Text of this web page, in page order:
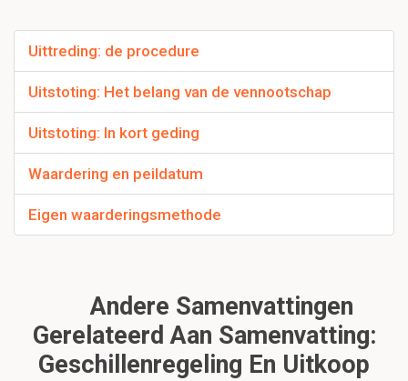
Uittreding: de procedure
Uitstoting: Het belang van de vennootschap
Uitstoting: In kort geding
Waardering en peildatum
Eigen waarderingsmethode
Andere Samenvattingen
Gerelateerd Aan Samenvatting:
Geschillenregeling En Uitkoop